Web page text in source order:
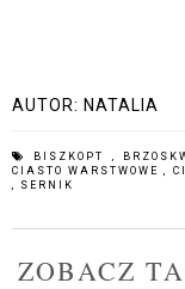
AUTOR: NATALIA
BISZKOPT
CIASTO WARSTWOWE
SERNIK
ZOBACZ